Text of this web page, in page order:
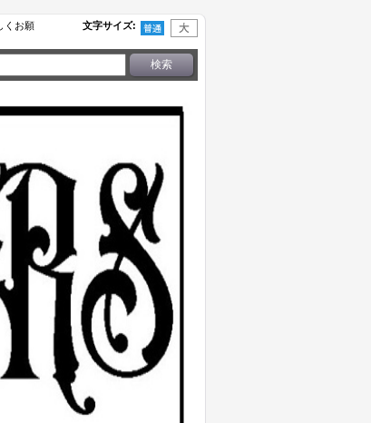
くお願
文字サイズ: